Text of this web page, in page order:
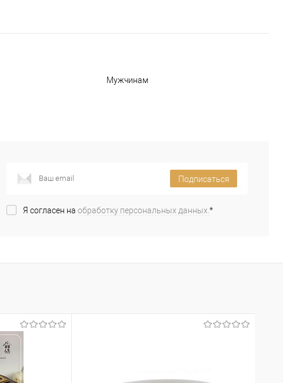
Мужчинам
Подписаться
Я согласен на обработку персональных данных. *